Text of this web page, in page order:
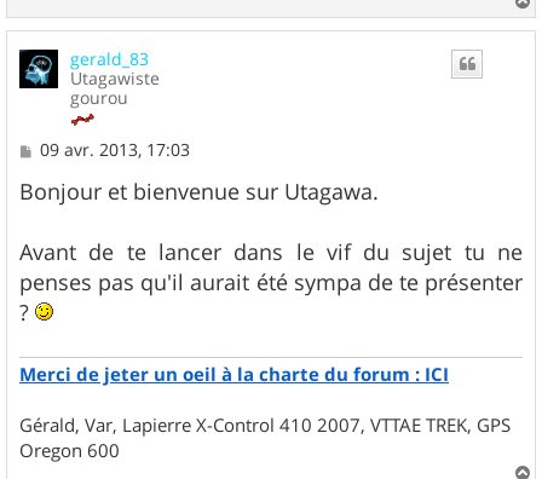
a
gerald_83
Utagawiste
gourou
M
s
s
g
e
09 avr. 2013, 17:03
Bonjour et bienvenue sur Utagawa.
Avant de te lancer dans le vif du sujet tu ne
penses pas qu'il aurait été sympa de te présenter
?
Merci de jeter un oeil à la charte du forum : ICI
Gérald, Var, Lapierre X-Control 410 2007, VTTAE TREK, GPS
Oregon 600